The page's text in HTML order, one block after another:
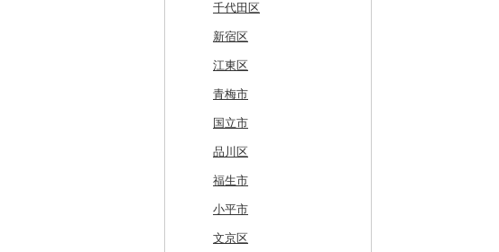
比布町
鶴居村
釧路市
苫前町
当別町
占冠村
上士幌町
平取町
七飯町
青森県（県庁）
三沢市
西目屋村
南三陸町
仙台市
大河原町
角田市
涌谷町
東松島市
高畠町
山形市
三川町
大江町
米沢市
葛尾村
三島町
桑折町
矢吹町
国見町
檜枝岐村
喜多方市
南相馬市
会津若松市
桜川市
石岡市
茨城県（県庁）
坂東市
小美玉市
日立市
大子町
鹿嶋市
阿見町
群馬県（県庁）
大泉町
長野原町
中之条町
入間市
志木市
北本市
桶川市
加須市
三郷市
八潮市
越生町
さいたま市
茂原市
野田市
山武市
鴨川市
印西市
神崎町
船橋市
千葉市
白井市
千代田区
新宿区
江東区
青梅市
国立市
品川区
福生市
小平市
文京区